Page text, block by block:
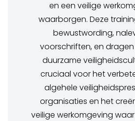
en een veilige
waarborgen. Deze
bewustwording,
voorschriften, en
duurzame
cruciaal voor het
algehele
organisaties en het
veilige werkomgeving